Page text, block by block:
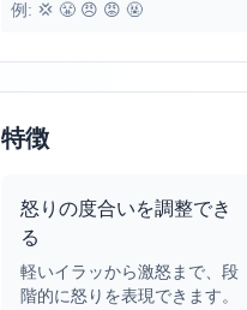
例: 💢 😤 😠 😡 🤬
特徴
怒りの度合いを調整でき
る
軽いイラッから激怒まで、段
階的に怒りを表現できます。